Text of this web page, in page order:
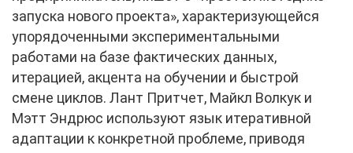
запуска нового проекта», характеризующейся
упорядоченными экспериментальными
работами на базе фактических данных,
итерацией, акцента на обучении и быстрой
смене циклов. Лант Притчет, Майкл Волкук и
Мэтт Эндрюс используют язык итеративной
адаптации к конкретной проблеме, приводя